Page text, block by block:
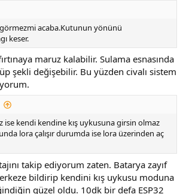
acaba.Kutunun yönünü
keser.
maruz kalabilir. Sulama esnasında
şekli değişebilir. Bu yüzden civalı sistem
ise kendi kendine kış uykusuna girsin olmaz
lora çalışır durumda ise lora üzerinden aç
takip ediyorum zaten. Batarya zayıf
bildirip kendini kış uykusu moduna
güzel oldu. 10dk bir defa ESP32